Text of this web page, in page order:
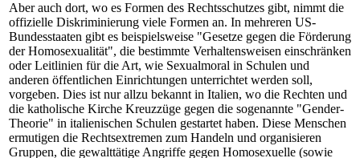
Aber auch dort, wo es Formen des Rechtsschutzes gibt, nimmt die
offizielle Diskriminierung viele Formen an. In mehreren US-
Bundesstaaten gibt es beispielsweise "Gesetze gegen die Förderung
der Homosexualität", die bestimmte Verhaltensweisen einschränken
oder Leitlinien für die Art, wie Sexualmoral in Schulen und
anderen öffentlichen Einrichtungen unterrichtet werden soll,
vorgeben. Dies ist nur allzu bekannt in Italien, wo die Rechten und
die katholische Kirche Kreuzzüge gegen die sogenannte "Gender-
Theorie" in italienischen Schulen gestartet haben. Diese Menschen
ermutigen die Rechtsextremen zum Handeln und organisieren
Gruppen, die gewalttätige Angriffe gegen Homosexuelle (sowie